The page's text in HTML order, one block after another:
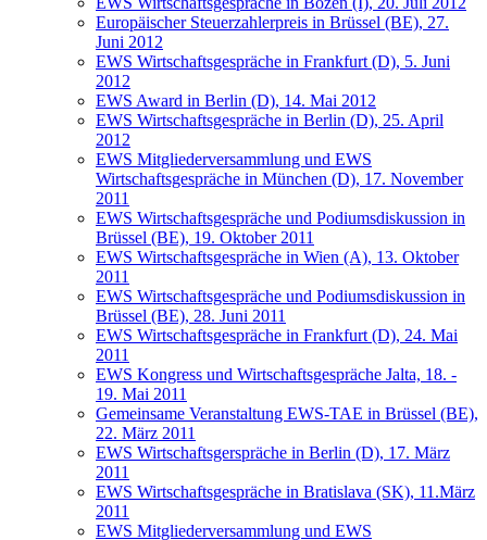
Europäischer Steuerzahlerpreis in Brüssel (BE), 27.
Juni 2012
EWS Wirtschaftsgespräche in Frankfurt (D), 5. Juni
2012
EWS Award in Berlin (D), 14. Mai 2012
EWS Wirtschaftsgespräche in Berlin (D), 25. April
2012
EWS Mitgliederversammlung und EWS
Wirtschaftsgespräche in München (D), 17. November
2011
EWS Wirtschaftsgespräche und Podiumsdiskussion in
Brüssel (BE), 19. Oktober 2011
EWS Wirtschaftsgespräche in Wien (A), 13. Oktober
2011
EWS Wirtschaftsgespräche und Podiumsdiskussion in
Brüssel (BE), 28. Juni 2011
EWS Wirtschaftsgespräche in Frankfurt (D), 24. Mai
2011
EWS Kongress und Wirtschaftsgespräche Jalta, 18. -
19. Mai 2011
Gemeinsame Veranstaltung EWS-TAE in Brüssel (BE),
22. März 2011
EWS Wirtschaftsgerspräche in Berlin (D), 17. März
2011
EWS Wirtschaftsgespräche in Bratislava (SK), 11.März
2011
EWS Mitgliederversammlung und EWS